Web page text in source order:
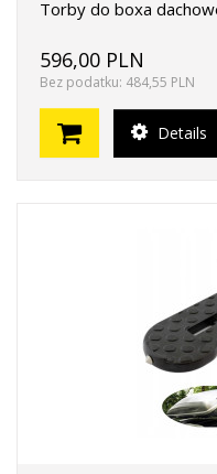
Torby do boxa
596,00 PLN
Bez podatku: 484,55 PLN
Details